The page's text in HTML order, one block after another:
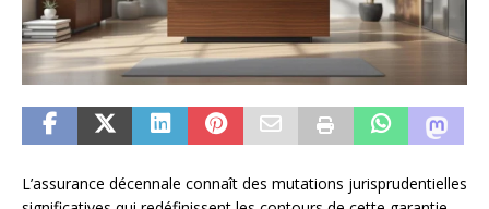
L’assurance décennale connaît des mutations jurisprudentielles